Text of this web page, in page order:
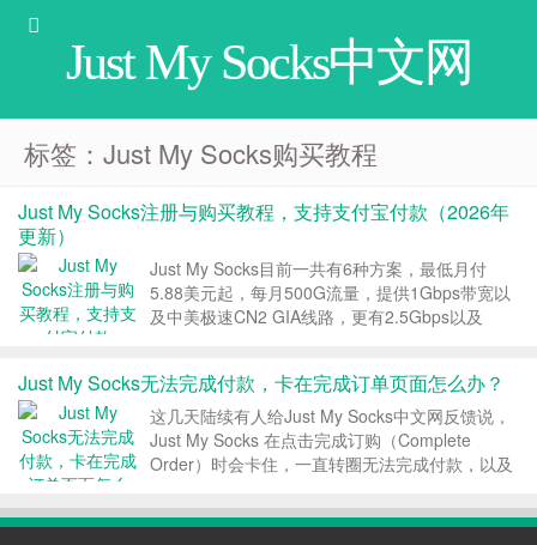
Just My Socks中文网
标签：Just My Socks购买教程
Just My Socks注册与购买教程，支持支付宝付款（2026年
更新）
Just My Socks目前一共有6种方案，最低月付
5.88美元起，每月500G流量，提供1Gbps带宽以
及中美极速CN2 GIA线路，更有2.5Gbps以及
Socks...
Just My Socks无法完成付款，卡在完成订单页面怎么办？
这几天陆续有人给Just My Socks中文网反馈说，
Just My Socks 在点击完成订购（Complete
Order）时会卡住，一直转圈无法完成付款，以及
的 $hadow$ocks 服务。本文介绍下出现这种问题